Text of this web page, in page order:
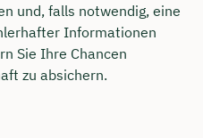
und, falls notwendig, eine
Informationen
Sie Ihre Chancen
zu absichern.